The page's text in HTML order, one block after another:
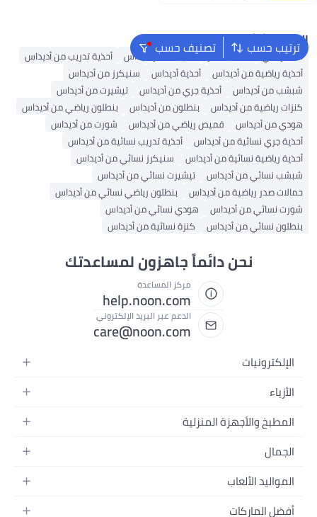
ترتيب حسب تصنيف حسب البحث الشائع
كبك رجالي حقائب ظهر حقيبة ظهر أديداس
أحذية تدريب من أديداس
أحذية رياضية من أديداس
أحذية أديداس
سنيكرز من أديداس
شبشب من أديداس
أحذية جري من أديداس
تيشيرت من أديداس
كنزات رياضية من أديداس
بنطلون من أديداس
بنطلون رياضي من أديداس
هودي من أديداس
قميص رياضي من أديداس
شورت من أديداس
أحذية جري نسائية من أديداس
أحذية تدريب نسائية من أديداس
أحذية رياضية نسائية من أديداس
سنيكرز نسائي من أديداس
شبشب نسائي من أديداس
تيشيرت نسائي من أديداس
حمالات صدر رياضية من أديداس
بنطلون رياضي نسائي من أديداس
شورت نسائي من أديداس
هودي نسائي من أديداس
بنطلون نسائي من أديداس
كنزة نسائية من أديداس
نحن دائماً جاهزون لمساعدتك
مركز المساعدة
help.noon.com
الدعم عبر البريد الإلكتروني
care@noon.com
الإلكترونيات
الهواتف المتحركة
أجهزة الكمبيوتر المحمولة
التلفزيونات
أجهزة الألعاب
إكسسوارات الجوال
الأزياء
أحذية رياضية رجالية
الساعات
حقائب الظهر
المطبخ والأجهزة المنزلية
الأجهزة الكبيرة
التخزين
الأثاث
الجمال
العطور
المواليد الألعاب
أثاث الأطفال
أفضل الماركات